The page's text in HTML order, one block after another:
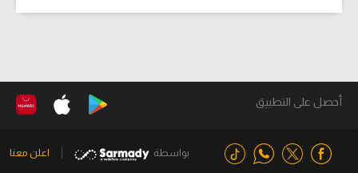
أحصل على التطبيق
بواسطة اعلن معنا